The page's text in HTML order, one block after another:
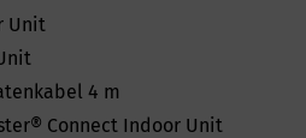
Unit
4 m
Connect Indoor Unit